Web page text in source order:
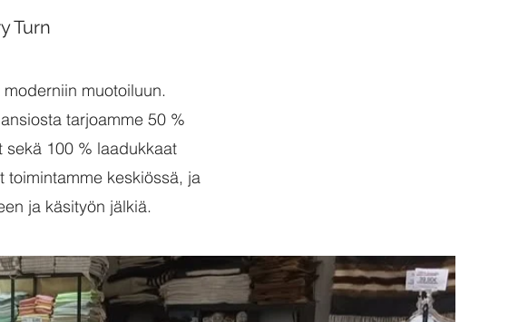
Turn
muotoiluun.
tarjoamme 50 %
100 % laadukkaat
toimintamme keskiössä, ja
ja käsityön jälkiä.